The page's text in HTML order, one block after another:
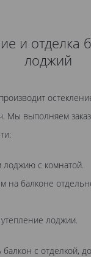
на обработку
и отделка
лоджий
Мы выполняем
с комнатой.
на балконе
лоджии.
балкон с отделкой,